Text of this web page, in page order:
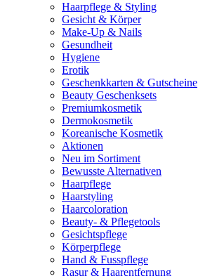
Haarpflege & Styling
Gesicht & Körper
Make-Up & Nails
Gesundheit
Hygiene
Erotik
Geschenkkarten & Gutscheine
Beauty Geschenksets
Premiumkosmetik
Dermokosmetik
Koreanische Kosmetik
Aktionen
Neu im Sortiment
Bewusste Alternativen
Haarpflege
Haarstyling
Haarcoloration
Beauty- & Pflegetools
Gesichtspflege
Körperpflege
Hand & Fusspflege
Rasur & Haarentfernung